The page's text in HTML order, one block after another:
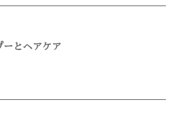
ーとヘアケア